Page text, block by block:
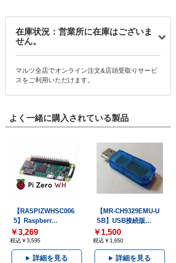
在庫状況：営業所に在庫はございま
せん。
マルツ全店でオンライン注文&店頭受取りサービ
スをご利用いただけます。
よく一緒に購入されている製品
【RASPIZWHSC006
5】Raspberr...
￥3,269
税込￥3,595
詳細を見る
【MR-CH9329EMU-U
SB】USB接続版...
￥1,500
税込￥1,650
詳細を見る